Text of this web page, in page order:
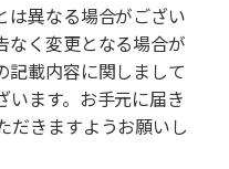
は異なる場合がござい
なく変更となる場合が
記載内容に関しまして
います。お手元に届き
だきますようお願いし